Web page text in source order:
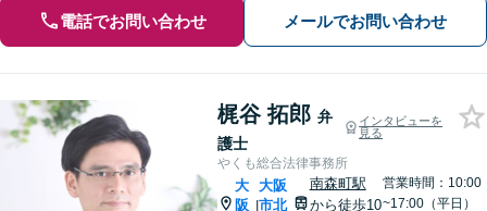
電話でお問い合わせ メールでお問い合わせ
梶谷 拓郎 弁
護士
インタビューを
見る
やくも総合法律事務所
大
阪 |
大阪
市北
南森町駅
から徒歩10
営業時間：10:00
~17:00（平日）